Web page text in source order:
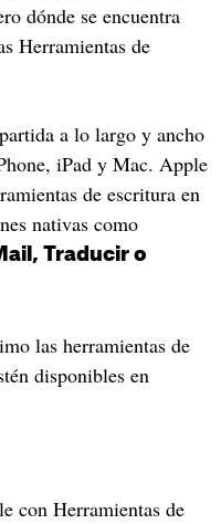
dónde se encuentra
Herramientas de
a lo largo y ancho
iPad y Mac. Apple
de escritura en
nativas como
Traducir o
las herramientas de
disponibles en
con Herramientas de